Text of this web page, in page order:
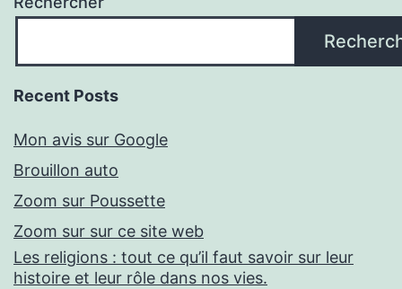
Recent Posts
Mon avis sur Google
Brouillon auto
Zoom sur Poussette
Zoom sur sur ce site web
Les religions : tout ce qu’il faut savoir sur leur
histoire et leur rôle dans nos vies.